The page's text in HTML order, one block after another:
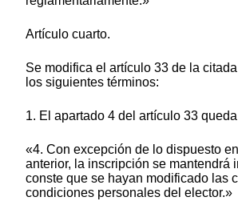
Artículo cuarto.
Se modifica el artículo 33 de la
los siguientes términos:
1. El apartado 4 del artículo 33
«4. Con excepción de lo dispuesto
anterior, la inscripción se mantendrá
conste que se hayan modificado las
condiciones personales del elector.»